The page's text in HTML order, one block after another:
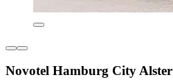
Novotel Hamburg City Alster